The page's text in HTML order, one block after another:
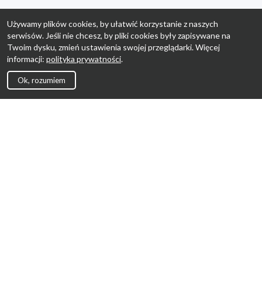
Używamy plików cookies, by ułatwić korzystanie z naszych
serwisów. Jeśli nie chcesz, by pliki cookies były zapisywane na
Twoim dysku, zmień ustawienia swojej przeglądarki. Więcej
informacji: polityka prywatności.
Ok, rozumiem